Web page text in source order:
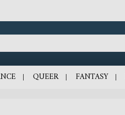
QUEER FANTASY